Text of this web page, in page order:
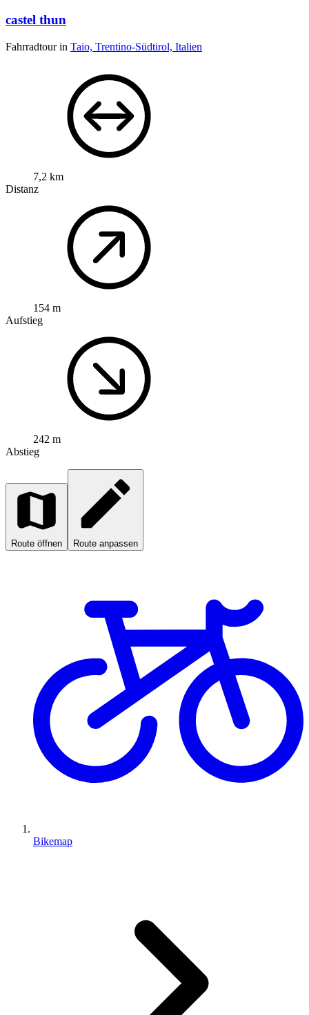
castel thun
Fahrradtour in Taio, Trentino-Südtirol, Italien
7,2 km
Distanz
154 m
Aufstieg
242 m
Abstieg
Route öffnen Route anpassen
Bikemap